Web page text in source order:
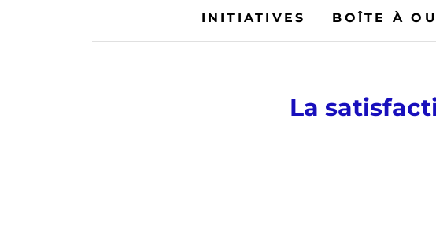
INITIATIVES BOÎTE À
La